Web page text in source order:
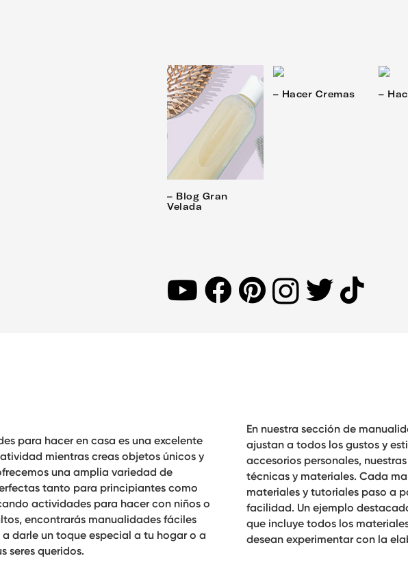
– Blog Gran
Velada
– Hacer Cremas –
para hacer en casa es una excelente
mientras creas objetos únicos y
una amplia variedad de
tanto para principiantes como
actividades para hacer con niños o
encontrarás manualidades fáciles
darle un toque especial a tu hogar o a
seres queridos.
En nuestra sección de
ajustan a todos los gustos y
accesorios personales,
técnicas y materiales. Cada
materiales y tutoriales paso a
facilidad. Un ejemplo
que incluye todos los
desean experimentar con la